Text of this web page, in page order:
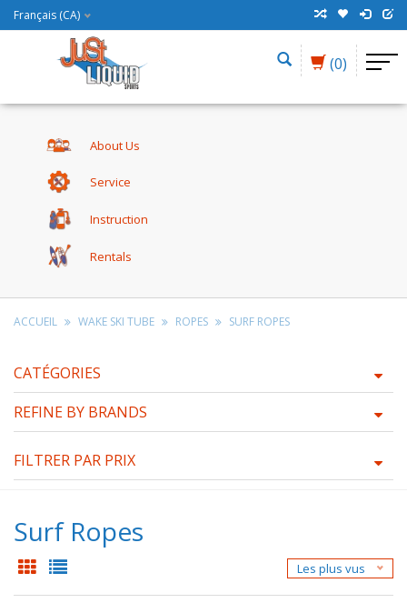
Français (CA)
(0)
About Us
Service
Instruction
Rentals
ACCUEIL WAKE SKI TUBE ROPES SURF ROPES
CATÉGORIES
REFINE BY BRANDS
FILTRER PAR PRIX
Surf Ropes
Les plus vus